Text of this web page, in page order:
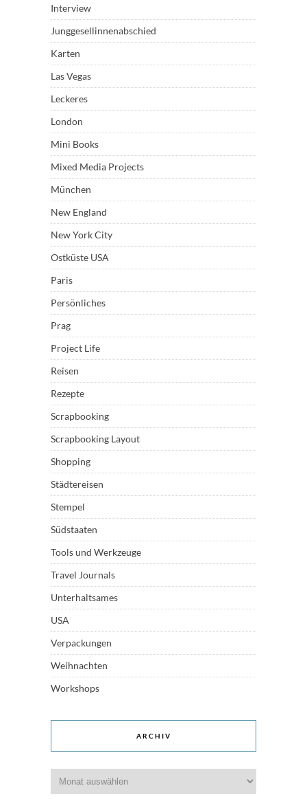
Interview
Junggesellinnenabschied
Karten
Las Vegas
Leckeres
London
Mini Books
Mixed Media Projects
München
New England
New York City
Ostküste USA
Paris
Persönliches
Prag
Project Life
Reisen
Rezepte
Scrapbooking
Scrapbooking Layout
Shopping
Städtereisen
Stempel
Südstaaten
Tools und Werkzeuge
Travel Journals
Unterhaltsames
USA
Verpackungen
Weihnachten
Workshops
ARCHIV